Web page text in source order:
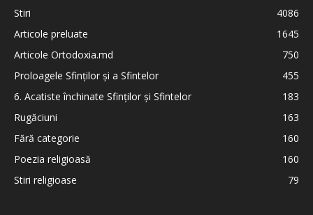
Stiri
4086
Articole preluate
1645
Articole Ortodoxia.md
750
Proloagele Sfinților și a Sfintelor
455
6. Acatiste închinate Sfinților și Sfintelor
183
Rugăciuni
163
Fără categorie
160
Poezia religioasă
160
Stiri religioase
79